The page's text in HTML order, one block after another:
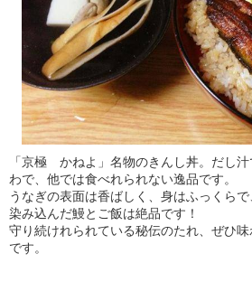
「京極 かねよ」名物のきんし丼。だし
わで、他では食べれられない逸品です。
うなぎの表面は香ばしく、身はふっくら
染み込んだ鰻とご飯は絶品です！
守り続けれられている秘伝のたれ、ぜひ
です。